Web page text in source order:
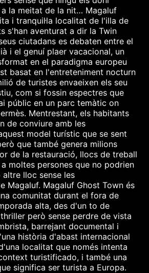
la meitat de la nit… Magaluf
i tranquil·la localitat de l'illa de
s'han aventurat a dir la Twin
ciutadans es debaten entre el
i el genuí plaer vacacional, un
en el paradigma europeu
basat en l'entreteniment nocturn
de turistes envaeixen els seu
com si fossin espectres que
públic en un parc temàtic on
Mentrestant, els habitants
de conviure amb les
model turístic que se sent
que també genera milions
de la restauració, llocs de treball
moltes persones que no podrien
lloc sense les
Magaluf. Magaluf Ghost Town és
comunitat durant el fora de
alta, des d'un to de
però sense perdre de vista
barrejant documental i
història d'abast internacional
localitat que només intenta
turistificado, i també una
significa ser turista a Europa.